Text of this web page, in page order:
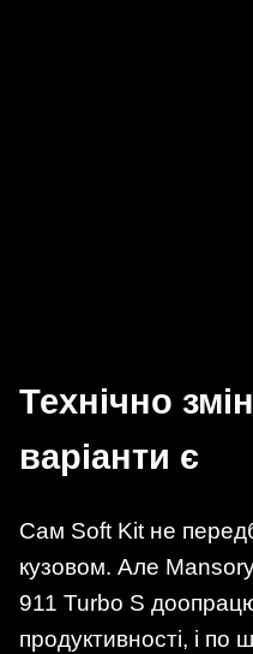
Технічно
варіанти є
Сам Soft Kit не
кузовом. Але
911 Turbo S
продуктивності, і